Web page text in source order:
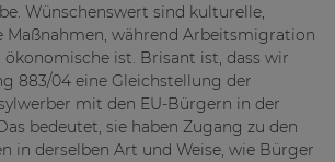
Wünschenswert sind kulturelle,
Maßnahmen, während Arbeitsmigration
ökonomische ist. Brisant ist, dass wir
883/04 eine Gleichstellung der
mit den EU-Bürgern in der
bedeutet, sie haben Zugang zu den
in derselben Art und Weise, wie Bürger